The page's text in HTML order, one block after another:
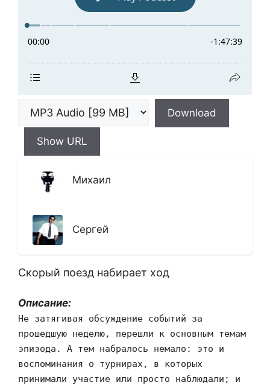
Download
Show URL
Михаил
Сергей
Скорый поезд набирает ход
Описание:
Не затягивая обсуждение событий за
прошедшую неделю, перешли к основным темам
эпизода. А тем набралось немало: это и
воспоминания о турнирах, в которых
принимали участие или просто наблюдали; и